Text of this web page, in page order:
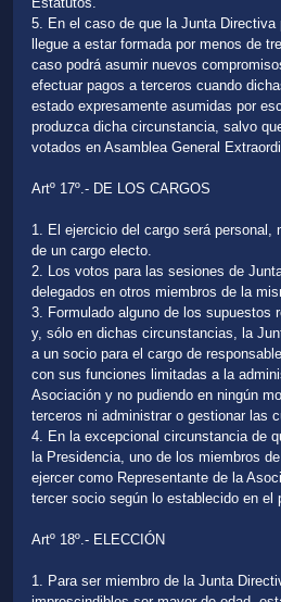
5. En el caso de que la Junta Directiva
llegue a estar formada por menos de
caso podrá asumir nuevos
efectuar pagos a terceros cuando
estado expresamente asumidas por
produzca dicha circunstancia, salvo
votados en Asamblea General
Artº 17º.- DE LOS CARGOS
1. El ejercicio del cargo será personal,
de un cargo electo.
2. Los votos para las sesiones de
delegados en otros miembros de la
3. Formulado alguno de los supuestos
y, sólo en dichas circunstancias, la
a un socio para el cargo de
con sus funciones limitadas a la
Asociación y no pudiendo en ningún
terceros ni administrar o gestionar las
4. En la excepcional circunstancia de
la Presidencia, uno de los miembros
ejercer como Representante de la
tercer socio según lo establecido en el
Artº 18º.- ELECCIÓN
1. Para ser miembro de la Junta